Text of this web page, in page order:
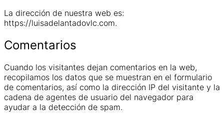
La dirección de nuestra web es:
https://luisadelantadovlc.com.
Comentarios
Cuando los visitantes dejan comentarios en la web,
recopilamos los datos que se muestran en el formulario
de comentarios, así como la dirección IP del visitante y la
cadena de agentes de usuario del navegador para
ayudar a la detección de spam.